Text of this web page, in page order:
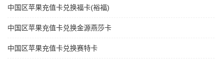
中国区苹果充值卡兑换福卡(裕福)
中国区苹果充值卡兑换金源燕莎卡
中国区苹果充值卡兑换赛特卡